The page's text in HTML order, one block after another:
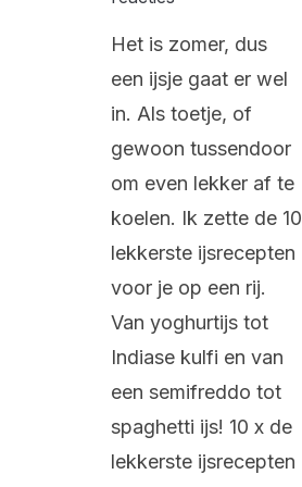
Het is zomer, dus
een ijsje gaat er wel
in. Als toetje, of
gewoon tussendoor
om even lekker af te
koelen. Ik zette de 10
lekkerste ijsrecepten
voor je op een rij.
Van yoghurtijs tot
Indiase kulfi en van
een semifreddo tot
spaghetti ijs! 10 x de
lekkerste ijsrecepten